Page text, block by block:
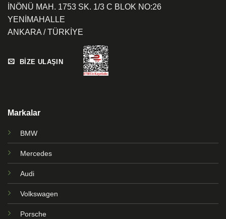
İNÖNÜ MAH. 1753 SK. 1/3 C BLOK NO:26
YENİMAHALLE
ANKARA / TÜRKİYE
BİZE ULAŞIN
Markalar
BMW
Mercedes
Audi
Volkswagen
Porsche